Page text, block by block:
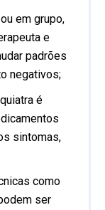
em grupo,
e
padrões
negativos;
é
sintomas,
como
ser